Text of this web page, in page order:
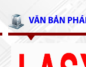
VĂN BẢN